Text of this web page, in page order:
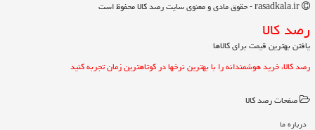
رصد كالا
یافتن بهترین قیمت برای کالاها
رصد کالا، خرید هوشمندانه را با بهترین نرخها در کوتاهترین زمان تجربه کنید
صفحات رصد كالا
درباره ما